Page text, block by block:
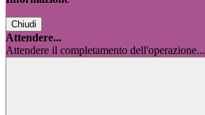
Chiudi
Attendere...
Attendere il completamento dell'operazione...